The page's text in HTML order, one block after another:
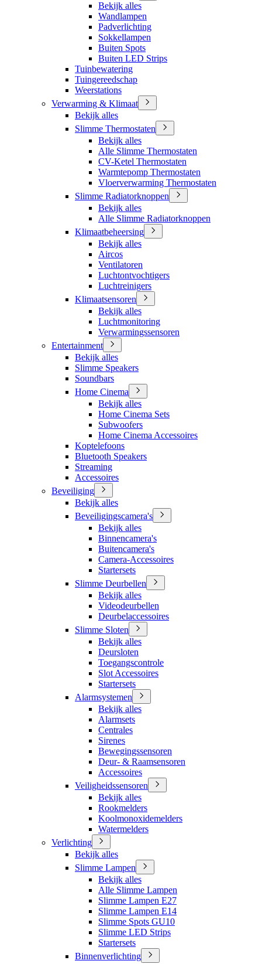
Bekijk alles
Wandlampen
Padverlichting
Sokkellampen
Buiten Spots
Buiten LED Strips
Tuinbewatering
Tuingereedschap
Weerstations
Verwarming & Klimaat
Bekijk alles
Slimme Thermostaten
Bekijk alles
Alle Slimme Thermostaten
CV-Ketel Thermostaten
Warmtepomp Thermostaten
Vloerverwarming Thermostaten
Slimme Radiatorknoppen
Bekijk alles
Alle Slimme Radiatorknoppen
Klimaatbeheersing
Bekijk alles
Aircos
Ventilatoren
Luchtontvochtigers
Luchtreinigers
Klimaatsensoren
Bekijk alles
Luchtmonitoring
Verwarmingssensoren
Entertainment
Bekijk alles
Slimme Speakers
Soundbars
Home Cinema
Bekijk alles
Home Cinema Sets
Subwoofers
Home Cinema Accessoires
Koptelefoons
Bluetooth Speakers
Streaming
Accessoires
Beveiliging
Bekijk alles
Beveiligingscamera's
Bekijk alles
Binnencamera's
Buitencamera's
Camera-Accessoires
Startersets
Slimme Deurbellen
Bekijk alles
Videodeurbellen
Deurbelaccessoires
Slimme Sloten
Bekijk alles
Deursloten
Toegangscontrole
Slot Accessoires
Startersets
Alarmsystemen
Bekijk alles
Alarmsets
Centrales
Sirenes
Bewegingssensoren
Deur- & Raamsensoren
Accessoires
Veiligheidssensoren
Bekijk alles
Rookmelders
Koolmonoxidemelders
Watermelders
Verlichting
Bekijk alles
Slimme Lampen
Bekijk alles
Alle Slimme Lampen
Slimme Lampen E27
Slimme Lampen E14
Slimme Spots GU10
Slimme LED Strips
Startersets
Binnenverlichting